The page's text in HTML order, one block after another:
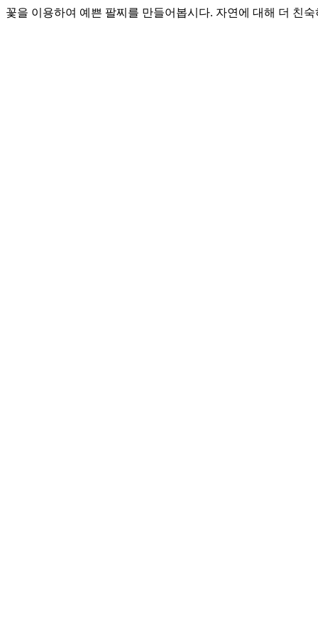
꽃을 이용하여 예쁜 팔찌를 만들어봅시다. 자연에 대해 더 친